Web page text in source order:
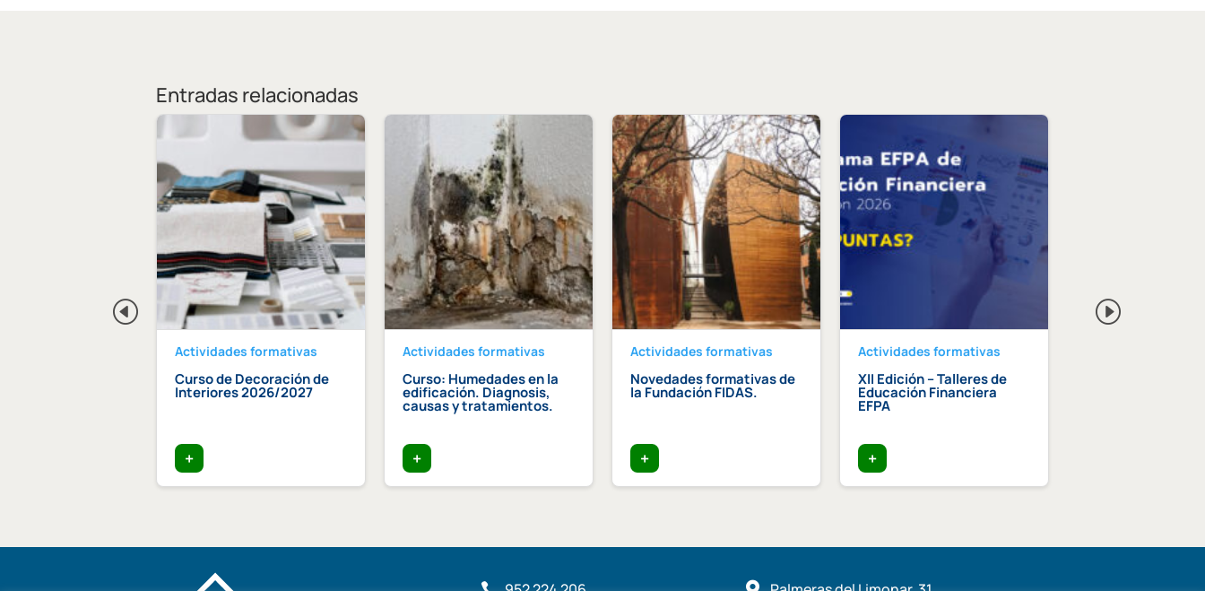
Entradas relacionadas
Actividades formativas
Curso de Decoración de
Interiores 2026/2027
+
Actividades formativas
Curso: Humedades en la
edificación. Diagnosis,
causas y tratamientos.
+
Actividades formativas
Novedades formativas de
la Fundación FIDAS.
+
Actividades formativas
XII Edición – Talleres de
Educación Financiera
EFPA
+